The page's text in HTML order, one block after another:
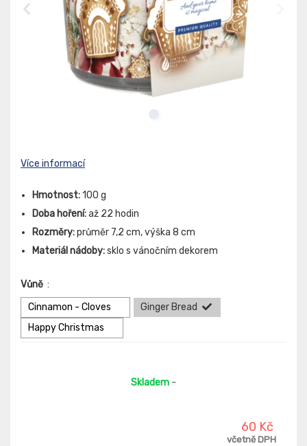
Více informací
Hmotnost:100 g
Doba hoření:až 22 hodin
Rozměry:průměr 7,2 cm, výška 8 cm
Materiál nádoby:sklo s vánočním dekorem
Vůně :
Cinnamon - Cloves
Ginger Bread
Happy Christmas
Skladem -
60 Kč
včetně DPH